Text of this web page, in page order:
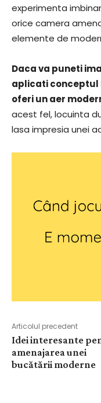
experimenta
orice camera
elemente de
Daca va puneti
aplicati conceptul
oferi un aer
acest fel, locuinta
lasa impresia unei
Articolul precedent
Idei interesante
amenajarea unei
bucătării moderne